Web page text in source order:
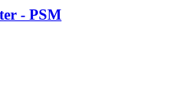
- PSM